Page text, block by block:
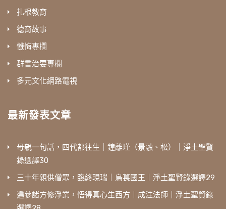
扎根教育
德育故事
懺悔專欄
群書治要專欄
多元文化網路電視
最新發表文章
母親一句話，四代都往生｜鐘離瑾（景融、松）｜淨土聖賢
錄選譯30
三十年親供僧眾，臨終現瑞｜烏萇國王｜淨土聖賢錄選譯29
遍參諸方修淨業，悟得真心生西方｜成注法師｜淨土聖賢錄